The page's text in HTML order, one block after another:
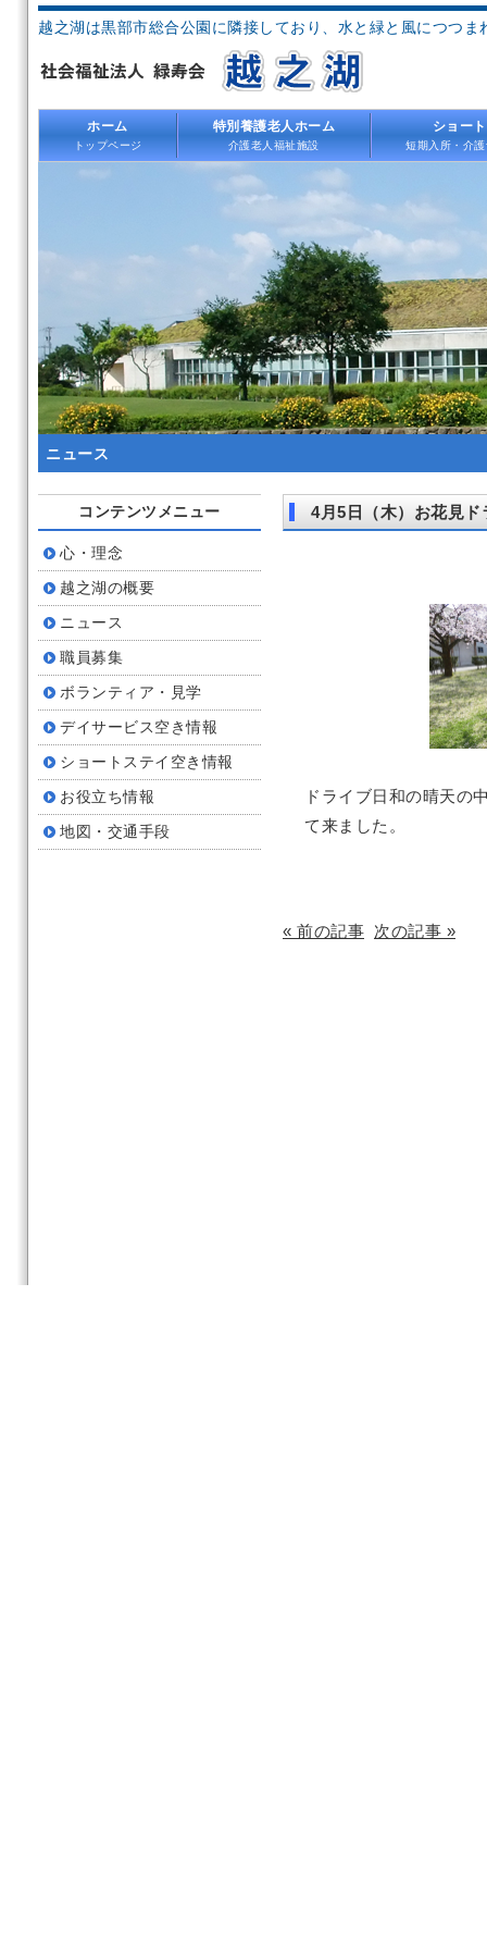
越之湖は黒部市総合公園に隣接しており、水と緑と風につつ
ホーム
トップページ
特別養護老人ホーム
介護老人福祉施設
ショー
短期入所・介
ニュース
4月5日（木）お花見ド
ドライブ日和の晴天の
て来ました。
« 前の記事 次の記事 »
コンテンツメニュー
心・理念
越之湖の概要
ニュース
職員募集
ボランティア・見学
デイサービス空き情報
ショートステイ空き情報
お役立ち情報
地図・交通手段